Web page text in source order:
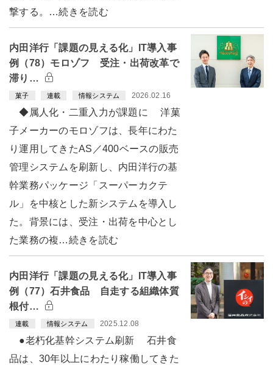
撃する。…続きを読む
内田洋行「課題の見える化」IT導入事
例（78）モロゾフ 受注・出荷改革で
滞り…
菓子 連載 情報システム 2026.02.16
◆属人化・二重入力が課題に 洋菓
子メーカーのモロゾフは、長年にわた
り運用してきたAS／400ベースの販売
管理システムを刷新し、内田洋行の基
幹業務パッケージ「スーパーカクテ
ル」を中核とした新システムを導入し
た。背景には、受注・出荷を中心とし
た業務の複…続きを読む
内田洋行「課題の見える化」IT導入事
例（77）石井食品 自走する組織体質
根付…
連載 情報システム 2025.12.08
●老朽化基幹システム刷新 石井食
品は、30年以上にわたり稼働してきた